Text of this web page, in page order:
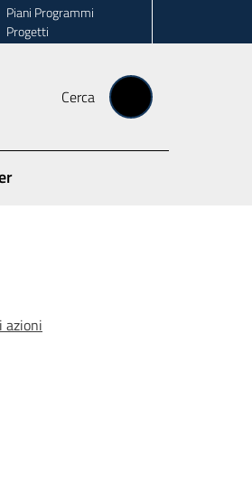
Piani Programmi
Progetti
Cerca
azioni